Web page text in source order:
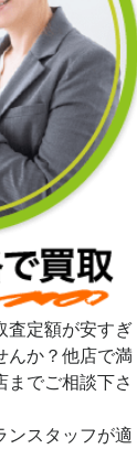
査定額が安すぎ
んか？他店で満
までご相談下さ
ンスタッフが適